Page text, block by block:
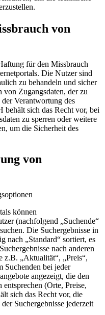
von
für den Missbrauch
Die Nutzer sind
zu behandeln und sicher
von Zugangsdaten, der zu
Verantwortung des
behält sich das Recht vor, bei
zu sperren oder weitere
um die Sicherheit des
von
können
(nachfolgend „Suchende“
Die Suchergebnisse in
nach „Standard“ sortiert, es
nach anderen
z.B. „Aktualität“, „Preis“,
Suchenden bei jeder
angezeigt, die den
(Orte, Preise,
sich das Recht vor, die
Suchergebnisse jederzeit